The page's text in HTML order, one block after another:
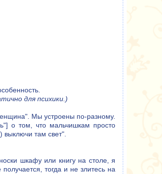
для психики.)
Мы устроены по-разному.
о том, что мальчишкам просто
выключи там свет".
шкафу или книгу на столе, я
тогда и не злитесь на